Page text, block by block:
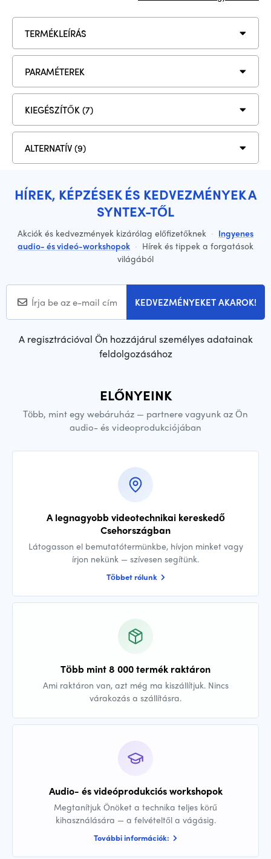
TERMÉKLEÍRÁS
PARAMÉTEREK
KIEGÉSZÍTŐK (7)
ALTERNATÍV (9)
HÍREK, KÉPZÉSEK ÉS KEDVEZMÉNYEK A
SYNTEX-TŐL
Akciók és kedvezmények kizárólag előfizetőknek · Ingyenes
audio- és videó-workshopok · Hírek és tippek a forgatások
világából
KEDVEZMÉNYEKET AKAROK!
A regisztrációval Ön hozzájárul személyes adatainak
feldolgozásához
ELŐNYEINK
Több, mint egy webáruház — partnere vagyunk az Ön
audio- és videoprodukciójában
A legnagyobb videotechnikai kereskedő
Csehországban
Látogasson el bemutatótermünkbe, hívjon minket vagy
írjon nekünk — szívesen segítünk.
Többet rólunk
Több mint 8 000 termék raktáron
Ami raktáron van, azt még ma kiszállítjuk. Nincs
várakozás a szállításra.
Audio- és videóprodukciós workshopok
Megtanítjuk Önöket a technika teljes körű
kihasználására — a felvételtől a vágásig.
További információk: